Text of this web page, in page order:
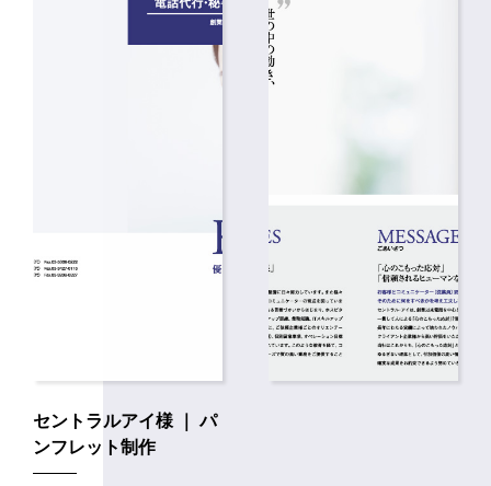
セントラルアイ様 ｜ パ
ンフレット制作